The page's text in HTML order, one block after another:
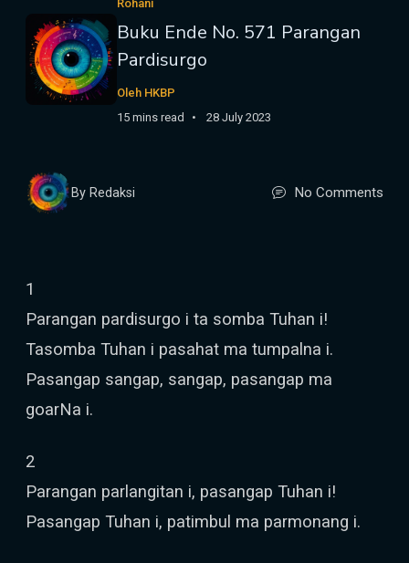
Rohani
Buku Ende No. 571 Parangan
Pardisurgo
Oleh HKBP
15 mins read
28 July 2023
By Redaksi No Comments
1
Parangan pardisurgo i ta somba Tuhan i!
Tasomba Tuhan i pasahat ma tumpalna i.
Pasangap sangap, sangap, pasangap ma
goarNa i.
2
Parangan parlangitan i, pasangap Tuhan i!
Pasangap Tuhan i, patimbul ma parmonang i.